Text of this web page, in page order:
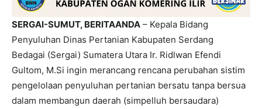
SERGAI-SUMUT, BERITAANDA – Kepala Bidang
Penyuluhan Dinas Pertanian Kabupaten Serdang
Bedagai (Sergai) Sumatera Utara Ir. Ridlwan Efendi
Gultom, M.Si ingin merancang rencana perubahan sistim
pengelolaan penyuluhan pertanian bersatu tanpa bersua
dalam membangun daerah (simpelluh bersaudara)